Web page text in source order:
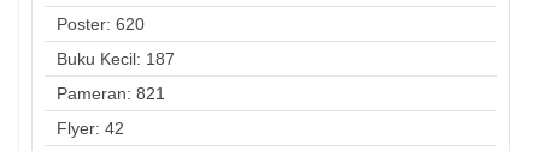
Poster: 620
Buku Kecil: 187
Pameran: 821
Flyer: 42